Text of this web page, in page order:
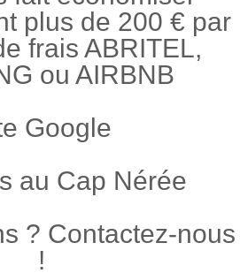
plus de 200 € par
frais ABRITEL,
ou AIRBNB
Google
au Cap Nérée
? Contactez-nous
!